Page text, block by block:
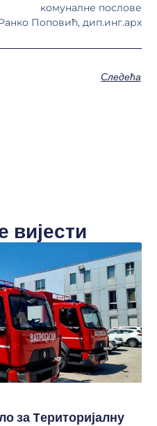
комуналне послове
Поповић, дип.инг.арх
Следећа
вијести
за Tериторијалну